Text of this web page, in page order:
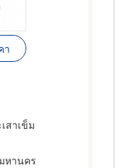
า
สาเข็ม
หานคร